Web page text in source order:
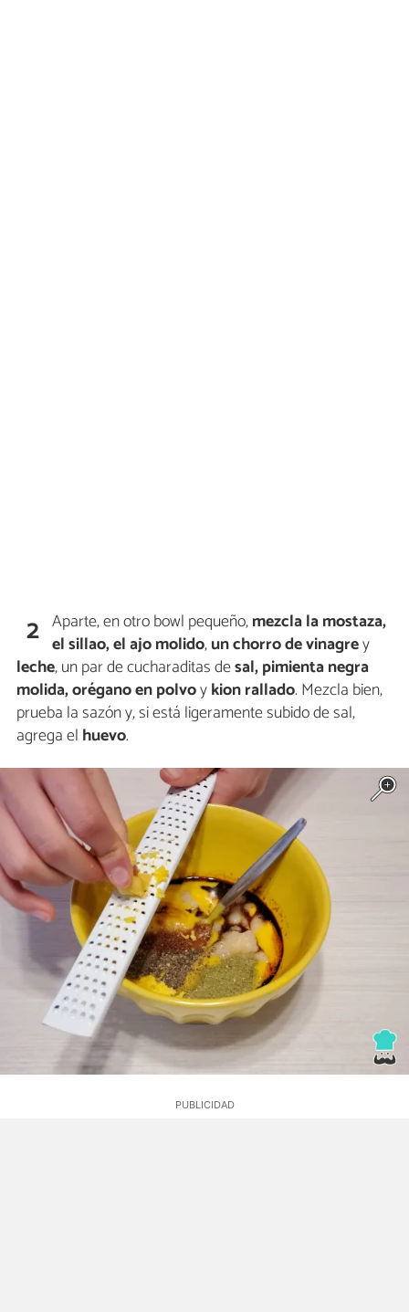
2 Aparte, en otro bowl pequeño,mezclalamostaza,
el sillao, el ajo molido,un chorro devinagrey
leche, un par de cucharaditas desal, pimienta negra
molida, oréganoen polvoykion rallado. Mezcla bien,
prueba la sazón y, si está ligeramente subido de sal,
agrega el huevo.